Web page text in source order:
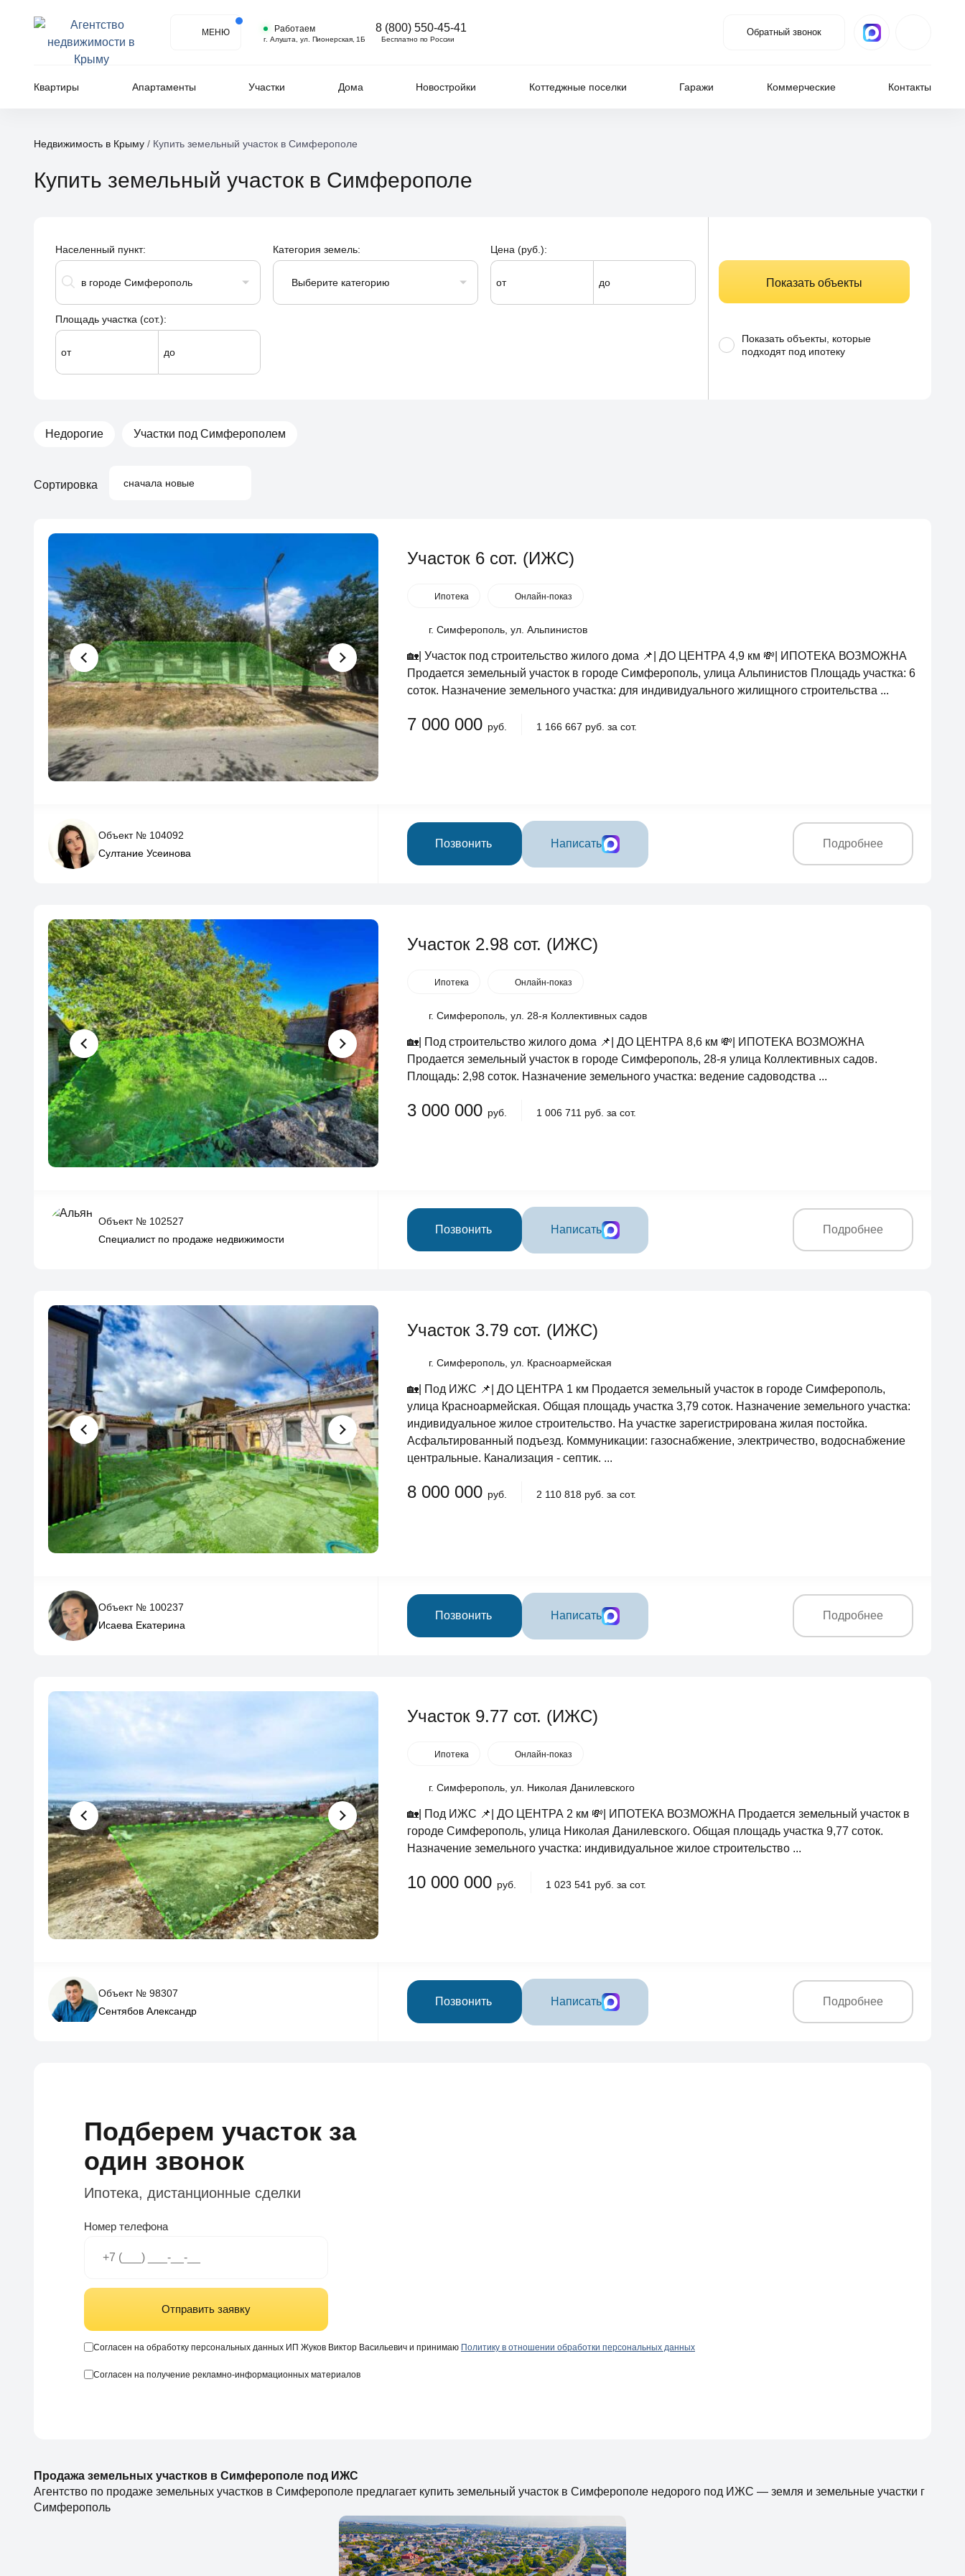
МЕНЮ Работаем
г. Алушта, ул. Пионерская, 1Б
8 (800) 550-45-41
Бесплатно по России
Обратный звонок
Квартиры Апартаменты Участки Дома Новостройки Коттеджные поселки Гаражи Коммерческие Контакты
Недвижимость в Крыму / Купить земельный участок в Симферополе
Купить земельный участок в Симферополе
Населенный пункт:
в городе Симферополь
Категория земель:
Выберите категорию
Цена (руб.):
от до
Площадь участка (сот.):
от до
Показать объекты
Показать объекты, которые
подходят под ипотеку
Недорогие Участки под Симферополем
Сортировка сначала новые
Участок 6 сот. (ИЖС)
Ипотека Онлайн-показ
г. Симферополь, ул. Альпинистов
🏡| Участок под строительство жилого дома 📌| ДО ЦЕНТРА 4,9 км 💸| ИПОТЕКА ВОЗМОЖНА
Продается земельный участок в городе Симферополь, улица Альпинистов Площадь участка: 6
соток. Назначение земельного участка: для индивидуального жилищного строительства ...
7 000 000 руб. 1 166 667 руб. за сот.
Объект № 104092
Султание Усеинова
Позвонить Написать Подробнее
Участок 2.98 сот. (ИЖС)
Ипотека Онлайн-показ
г. Симферополь, ул. 28-я Коллективных садов
🏡| Под строительство жилого дома 📌| ДО ЦЕНТРА 8,6 км 💸| ИПОТЕКА ВОЗМОЖНА
Продается земельный участок в городе Симферополь, 28-я улица Коллективных садов.
Площадь: 2,98 соток. Назначение земельного участка: ведение садоводства ...
3 000 000 руб. 1 006 711 руб. за сот.
Объект № 102527
Специалист по продаже недвижимости
Позвонить Написать Подробнее
Участок 3.79 сот. (ИЖС)
г. Симферополь, ул. Красноармейская
🏡| Под ИЖС 📌| ДО ЦЕНТРА 1 км Продается земельный участок в городе Симферополь,
улица Красноармейская. Общая площадь участка 3,79 соток. Назначение земельного участка:
индивидуальное жилое строительство. На участке зарегистрирована жилая постойка.
Асфальтированный подъезд. Коммуникации: газоснабжение, электричество, водоснабжение
центральные. Канализация - септик. ...
8 000 000 руб. 2 110 818 руб. за сот.
Объект № 100237
Исаева Екатерина
Позвонить Написать Подробнее
Участок 9.77 сот. (ИЖС)
Ипотека Онлайн-показ
г. Симферополь, ул. Николая Данилевского
🏡| Под ИЖС 📌| ДО ЦЕНТРА 2 км 💸| ИПОТЕКА ВОЗМОЖНА Продается земельный участок в
городе Симферополь, улица Николая Данилевского. Общая площадь участка 9,77 соток.
Назначение земельного участка: индивидуальное жилое строительство ...
10 000 000 руб. 1 023 541 руб. за сот.
Объект № 98307
Сентябов Александр
Позвонить Написать Подробнее
Подберем участок за
один звонок
Ипотека, дистанционные сделки
Номер телефона
Отправить заявку
Согласен на обработку персональных данных ИП Жуков Виктор Васильевич и принимаю Политику в отношении обработки персональных данных
Согласен на получение рекламно-информационных материалов
Продажа земельных участков в Симферополе под ИЖС
Агентство по продаже земельных участков в Симферополе предлагает купить земельный участок в Симферополе недорого под ИЖС — земля и земельные участки г
Симферополь